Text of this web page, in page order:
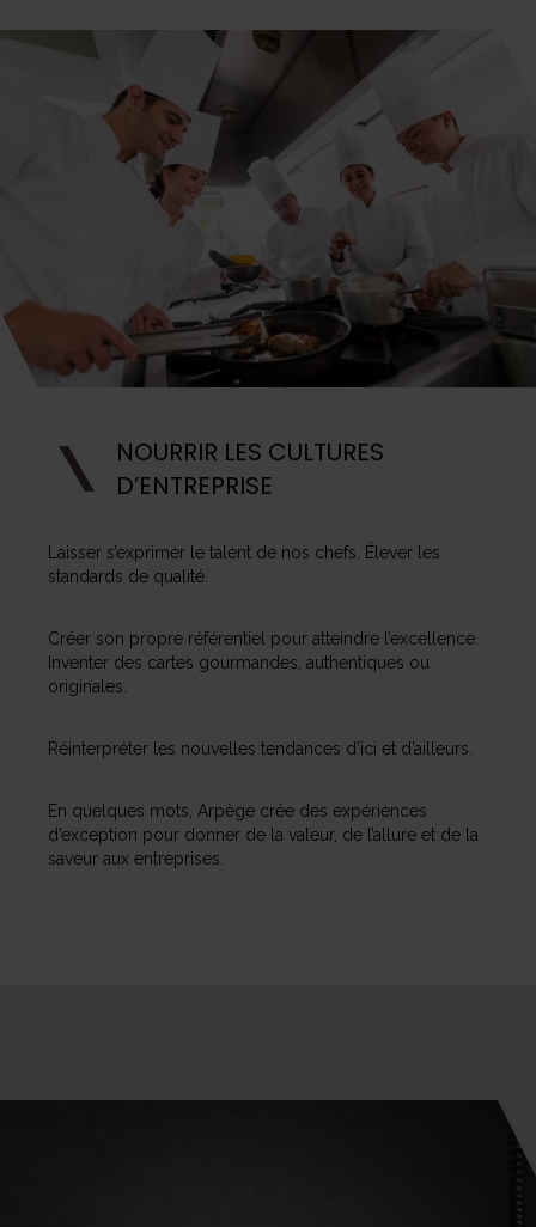
NOURRIR LES CULTURES
D’ENTREPRISE
Laisser s’exprimer le talent de nos chefs.
Élever les
standards de qualité.
Créer son propre référentiel pour atteindre l’excellence.
Inventer des cartes gourmandes, authentiques ou
originales.
Réinterpréter les nouvelles tendances d’ici et d’ailleurs.
En quelques mots, Arpège crée des expériences
d’exception pour donner de la valeur, de l’allure et de la
saveur aux entreprises.